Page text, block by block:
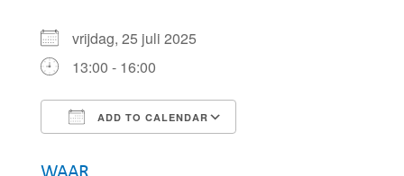
vrijdag, 25 juli 2025
13:00 - 16:00
ADD TO CALENDAR